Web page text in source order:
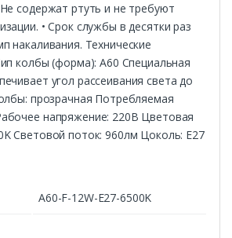
содержат ртуть и не требуют
• Срок службы в десятки раз
накаливания. Технические
колбы (форма): A60 Специальная
угол рассеивания света до
прозрачная Потребляемая
напряжение: 220В Цветовая
Световой поток: 960лм Цоколь: E27
A60-F-12W-E27-6500K